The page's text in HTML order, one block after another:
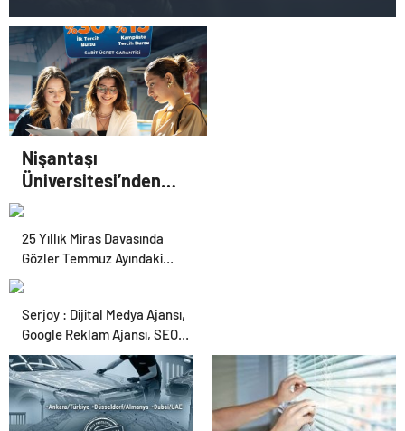
Nişantaşı
Üniversitesi’nden
2026 YKS Adaylarına
Ücret ve Kesintisiz
Burs
25 Yıllık Miras Davasında
Gözler Temmuz Ayındaki
Karar Duruşmasına Çevrildi
Serjoy : Dijital Medya Ajansı,
Google Reklam Ajansı, SEO
Ajansı ve Web Tasarım Ajansı